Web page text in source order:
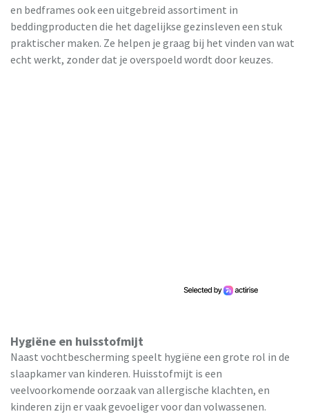
en bedframes ook een uitgebreid assortiment in
beddingproducten die het dagelijkse gezinsleven een stuk
praktischer maken. Ze helpen je graag bij het vinden van wat
echt werkt, zonder dat je overspoeld wordt door keuzes.
Hygiëne en huisstofmijt
Naast vochtbescherming speelt hygiëne een grote rol in de
slaapkamer van kinderen. Huisstofmijt is een
veelvoorkomende oorzaak van allergische klachten, en
kinderen zijn er vaak gevoeliger voor dan volwassenen.